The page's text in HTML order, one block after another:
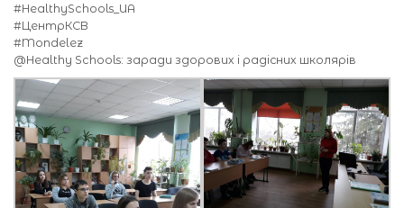
#HealthySchools_UA
#ЦентрКСВ
#Mondelez
@Healthy Schools: заради здорових і радісних школярів